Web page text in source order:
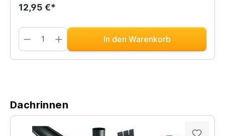
12,95 €*
In den Warenkorb
Dachrinnen